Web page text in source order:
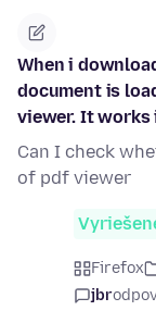
When i
document is
viewer. It works
Can I check
of pdf viewer
Firefox
jbr